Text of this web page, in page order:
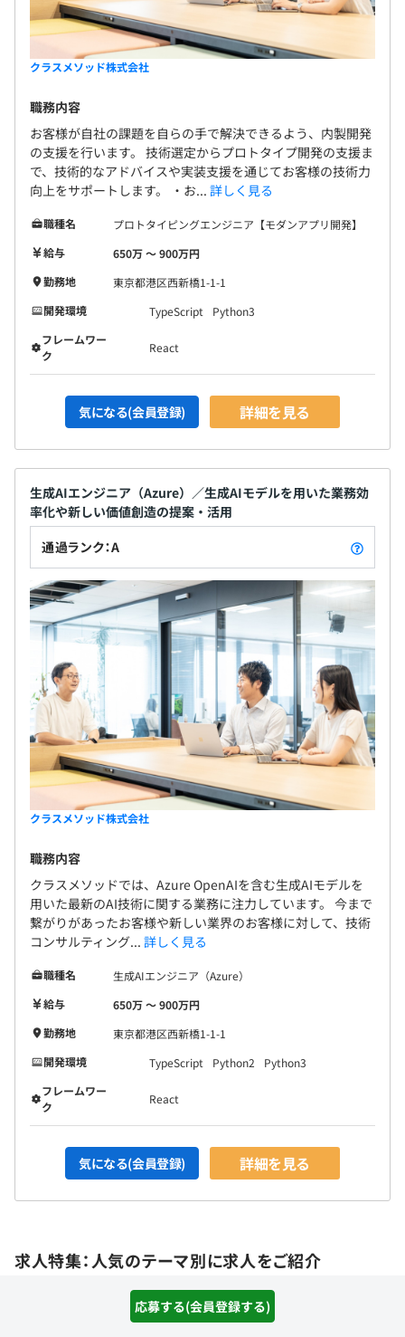
応募する(会員登録する)
クラスメソッド株式会社
職務内容
お客様が自社の課題を自らの手で解決できるよう、内製開発
の支援を行います。 技術選定からプロトタイプ開発の支援ま
で、技術的なアドバイスや実装支援を通じてお客様の技術力
向上をサポートします。 ・お... 詳しく見る
職種名
プロトタイピングエンジニア【モダンアプリ開発】
給与
650万 〜 900万円
勤務地
東京都港区西新橋1-1-1
開発環境
TypeScript
Python3
フレームワー
ク
React
気になる(会員登録) 詳細を見る
生成AIエンジニア（Azure）／生成AIモデルを用いた業務効
率化や新しい価値創造の提案・活用
通過ランク：A
クラスメソッド株式会社
職務内容
クラスメソッドでは、Azure OpenAIを含む生成AIモデルを
用いた最新のAI技術に関する業務に注力しています。 今まで
繋がりがあったお客様や新しい業界のお客様に対して、技術
コンサルティング... 詳しく見る
職種名
生成AIエンジニア（Azure）
給与
650万 〜 900万円
勤務地
東京都港区西新橋1-1-1
開発環境
TypeScript Python2
Python3
フレームワー
ク
React
気になる(会員登録) 詳細を見る
求人特集：人気のテーマ別に求人をご紹介